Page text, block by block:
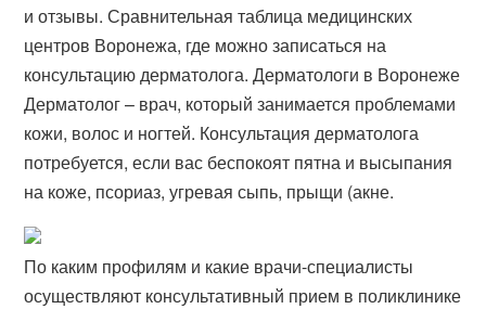
и отзывы. Сравнительная таблица медицинских
центров Воронежа, где можно записаться на
консультацию дерматолога. Дерматологи в Воронеже
Дерматолог – врач, который занимается проблемами
кожи, волос и ногтей. Консультация дерматолога
потребуется, если вас беспокоят пятна и высыпания
на коже, псориаз, угревая сыпь, прыщи (акне.
По каким профилям и какие врачи-специалисты
осуществляют консультативный прием в поликлинике